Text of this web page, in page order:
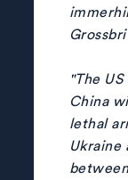
"The
China
lethal
Ukraine